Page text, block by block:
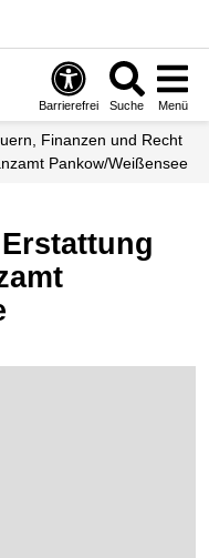
Barrierefrei Suche Menü
Finanzen und Recht
Pankow/Weißensee